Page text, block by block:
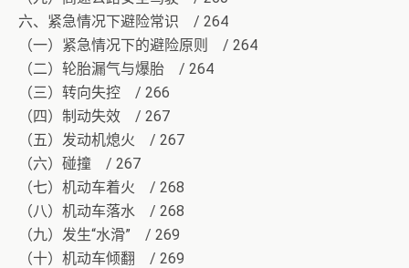
六、紧急情况下避险常识 / 264
（一）紧急情况下的避险原则 / 264
（二）轮胎漏气与爆胎 / 264
（三）转向失控 / 266
（四）制动失效 / 267
（五）发动机熄火 / 267
（六）碰撞 / 267
（七）机动车着火 / 268
（八）机动车落水 / 268
（九）发生“水滑” / 269
（十）机动车倾翻 / 269